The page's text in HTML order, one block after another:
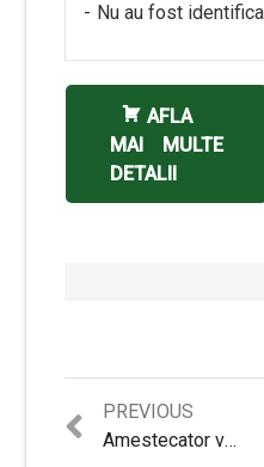
Nu au fost
AFLA
MAI MULTE
DETALII
PREVIOUS
Previous
post:
Amestecator vopsea/mortar Steinhaus PRO-MX1400, 1400W, viteza variabila